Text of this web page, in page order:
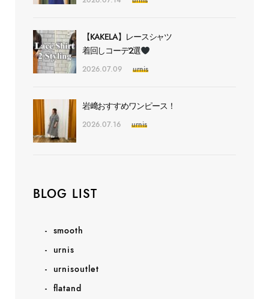
【KAKELA】レースシャツ
着回しコーデ2選
2026.07.09 urnis
岩﨑おすすめワンピース！
2026.07.16 urnis
BLOG LIST
smooth
urnis
urnisoutlet
flatand